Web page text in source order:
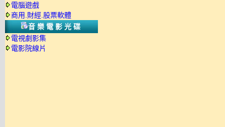
電腦遊戲
商用.財經.股票軟體
音樂電影光碟
電視劇影集
電影院線片